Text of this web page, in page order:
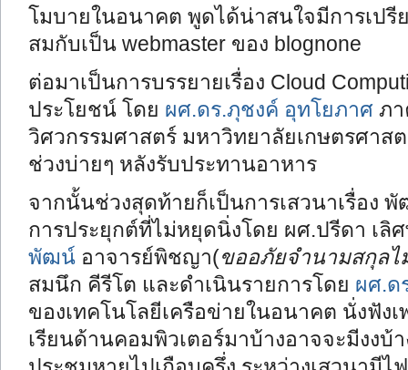
โมบายในอนาคต พูดได้น่าสนใจมีการเป
สมกับเป็น webmaster ของ blognone
ต่อมาเป็นการบรรยายเรื่อง Cloud
ประโยชน์ โดย ผศ.ดร.ภุชงค์ อุทโยภาศ ภ
วิศวกรรมศาสตร์ มหาวิทยาลัยเกษตรศาส
ช่วงบ่ายๆ หลังรับประทานอาหาร
จากนั้นช่วงสุดท้ายก็เป็นการเสวนาเรื่อง
การประยุกต์ที่ไม่หยุดนิ่งโดย ผศ.ปรีดา เ
พัฒน์ อาจารย์พิชญา(ขออภัยจำนามสกุลไ
สมนึก คีรีโต และดำเนินรายการโดย ผศ.ด
ของเทคโนโลยีเครือข่ายในอนาคต นั่งฟัง
เรียนด้านคอมพิวเตอร์มาบ้างอาจจะมีงงบ้